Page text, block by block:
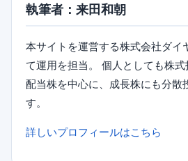
執筆者：来田和朝
本サイトを運営する株式会社ダイ
て運用を担当。 個人としても株
配当株を中心に、成長株にも分散
す。
詳しいプロフィールはこちら